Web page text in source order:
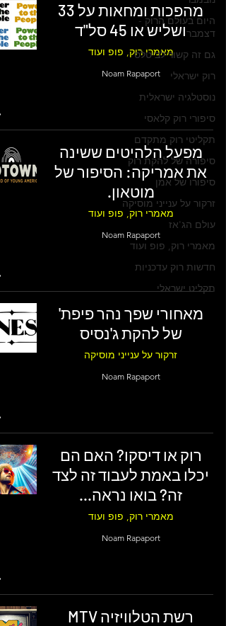
היום בעולם הרוק -
דצמבר
גם זה קשור לביטלס
רוק ישראלי
נוסטלגיה ישראלית
סיפורי רוק קלאסי
תקליטי רוק מתקדם
סיפורה של להקת רוק
סיפורו של אמן
זרקור על ענייני מוסיקה
עולם הג'אז
מאמרי רוק, פופ ועוד
חדשות רוק עדכניות
תקליט ישראלי
מהפכות ומחאות על 33
ושליש או 45 סל"ד
מאמרי רוק, פופ ועוד
Noam Rapaport
מפעל הלהיטים ששינה
את אמריקה: הסיפור של
מוטאון.
מאמרי רוק, פופ ועוד
Noam Rapaport
מאחורי שפך נהר פיפת'
של להקת ג'נסיס
זרקור על ענייני מוסיקה
Noam Rapaport
רוק או דיסקו? האם הם
יכלו באמת לעבוד זה לצד
זה? בואו נראה...
מאמרי רוק, פופ ועוד
Noam Rapaport
רשת הטלוויזיה MTV